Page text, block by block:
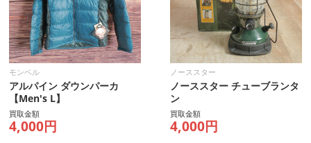
モンベル
アルパイン ダウンパーカ
【Men's L】
買取金額
4,000円
ノーススター
ノーススター チューブランタ
ン
買取金額
4,000円